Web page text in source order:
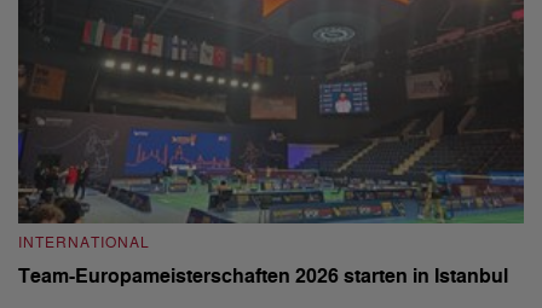
INTERNATIONAL
Team-Europameisterschaften 2026 starten in Istanbul